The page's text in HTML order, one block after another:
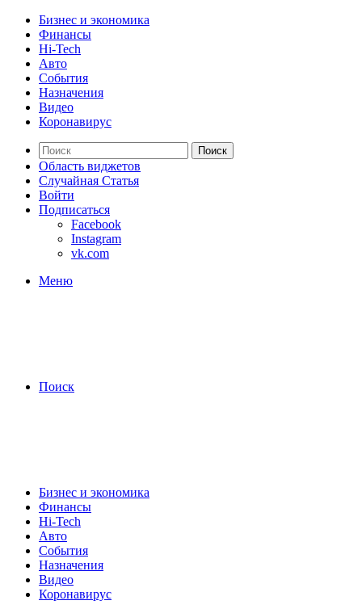
Бизнес и экономика
Финансы
Hi-Tech
Авто
События
Назначения
Видео
Коронавирус
Поиск
Область виджетов
Случайная Статья
Войти
Подписаться
Facebook
Instagram
vk.com
Меню
Поиск
Бизнес и экономика
Финансы
Hi-Tech
Авто
События
Назначения
Видео
Коронавирус